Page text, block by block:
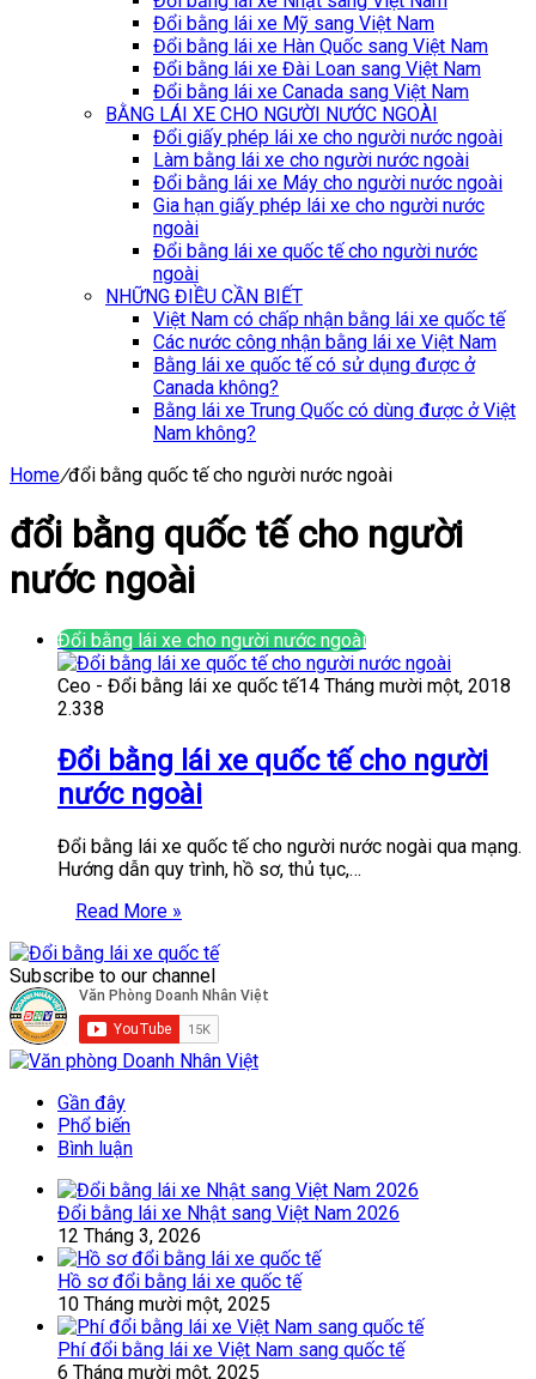
Đổi bằng lái xe Mỹ sang Việt Nam
Đổi bằng lái xe Hàn Quốc sang Việt Nam
Đổi bằng lái xe Đài Loan sang Việt Nam
Đổi bằng lái xe Canada sang Việt Nam
BẰNG LÁI XE CHO NGƯỜI NƯỚC NGOÀI
Đổi giấy phép lái xe cho người nước ngoài
Làm bằng lái xe cho người nước ngoài
Đổi bằng lái xe Máy cho người nước ngoài
Gia hạn giấy phép lái xe cho người nước
ngoài
Đổi bằng lái xe quốc tế cho người nước
ngoài
NHỮNG ĐIỀU CẦN BIẾT
Việt Nam có chấp nhận bằng lái xe quốc tế
Các nước công nhận bằng lái xe Việt Nam
Bằng lái xe quốc tế có sử dụng được ở
Canada không?
Bằng lái xe Trung Quốc có dùng được ở Việt
Nam không?
Home/đổi bằng quốc tế cho người nước ngoài
đổi bằng quốc tế cho người
nước ngoài
Đổi bằng lái xe cho người nước ngoài
Ceo - Đổi bằng lái xe quốc tế14 Tháng mười một, 2018
2.338
Đổi bằng lái xe quốc tế cho người
nước ngoài
Đổi bằng lái xe quốc tế cho người nước nogài qua mạng.
Hướng dẫn quy trình, hồ sơ, thủ tục,…
Read More »
Subscribe to our channel
Gần đây
Phổ biến
Bình luận
Đổi bằng lái xe Nhật sang Việt Nam 2026
12 Tháng 3, 2026
Hồ sơ đổi bằng lái xe quốc tế
10 Tháng mười một, 2025
Phí đổi bằng lái xe Việt Nam sang quốc tế
6 Tháng mười một, 2025